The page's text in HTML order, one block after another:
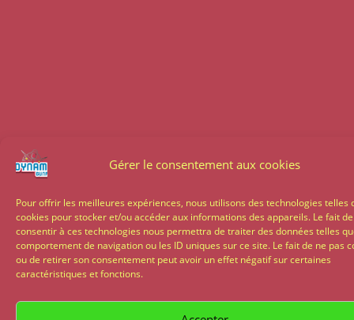
Gérer le consentement aux cookies
Pour offrir les meilleures expériences, nous utilisons des technologies telles
cookies pour stocker et/ou accéder aux informations des appareils. Le fait de
consentir à ces technologies nous permettra de traiter des données telles
comportement de navigation ou les ID uniques sur ce site. Le fait de ne pas
ou de retirer son consentement peut avoir un effet négatif sur certaines
caractéristiques et fonctions.